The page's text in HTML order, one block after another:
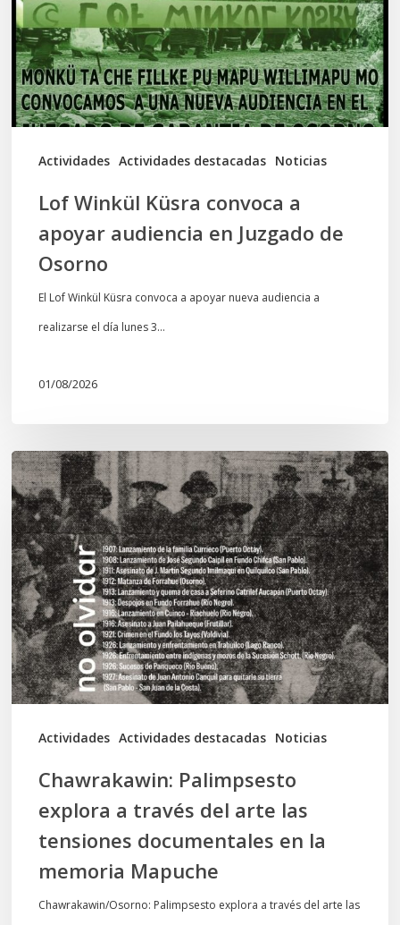
Actividades Actividades destacadas Noticias
a
apoyar
audiencia
en
Juzgado
Lof Winkül Küsra convoca a
apoyar audiencia en Juzgado de
Osorno
El Lof Winkül Küsra convoca a apoyar nueva audiencia a
realizarse el día lunes 3…
01/08/2026
Actividades Actividades destacadas Noticias
Chawrakawin:
Palimpsesto
explora
a
través
del
arte
las
tensiones
documentales
memoria
Mapuche
Chawrakawin: Palimpsesto
explora a través del arte las
tensiones documentales en la
memoria Mapuche
Chawrakawin/Osorno: Palimpsesto explora a través del arte las